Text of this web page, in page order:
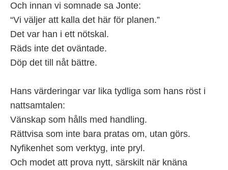
Och innan vi somnade sa Jonte:
“Vi väljer att kalla det här för planen.”
Det var han i ett nötskal.
Räds inte det oväntade.
Döp det till nåt bättre.
Hans värderingar var lika tydliga som hans röst i
nattsamtalen:
Vänskap som hålls med handling.
Rättvisa som inte bara pratas om, utan görs.
Nyfikenhet som verktyg, inte pryl.
Och modet att prova nytt, särskilt när knäna